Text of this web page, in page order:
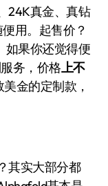
24K真金、真钻
用。起售价？
如果你还觉得便
务，价格上不
金的定制款，
其实大部分都